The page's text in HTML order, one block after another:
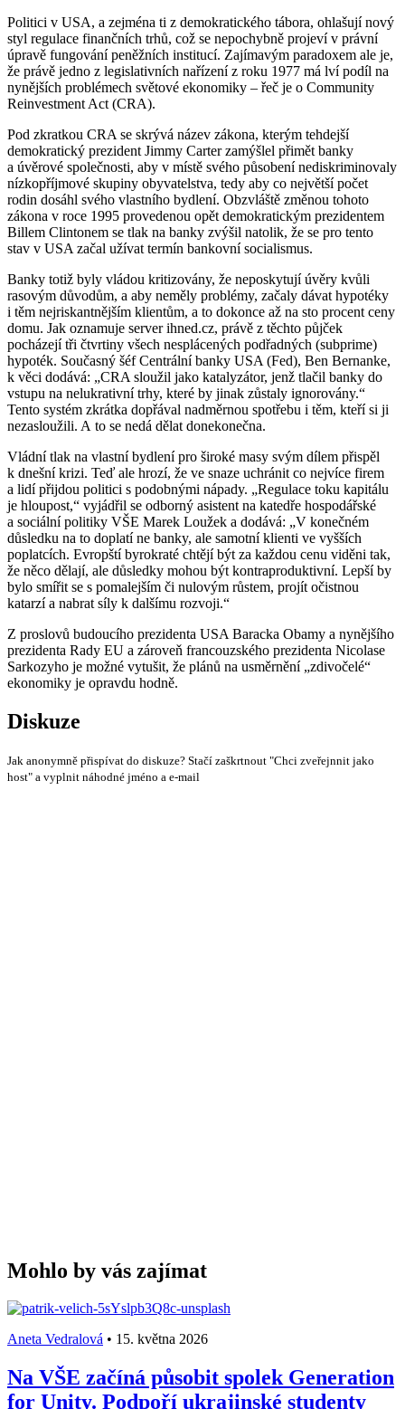
Politici v USA, a zejména ti z demokratického tábora, ohlašují nový
styl regulace finančních trhů, což se nepochybně projeví v právní
úpravě fungování peněžních institucí. Zajímavým paradoxem ale je,
že právě jedno z legislativních nařízení z roku 1977 má lví podíl na
nynějších problémech světové ekonomiky – řeč je o Community
Reinvestment Act (CRA).
Pod zkratkou CRA se skrývá název zákona, kterým tehdejší
demokratický prezident Jimmy Carter zamýšlel přimět banky
a úvěrové společnosti, aby v místě svého působení nediskriminovaly
nízkopříjmové skupiny obyvatelstva, tedy aby co největší počet
rodin dosáhl svého vlastního bydlení. Obzvláště změnou tohoto
zákona v roce 1995 provedenou opět demokratickým prezidentem
Billem Clintonem se tlak na banky zvýšil natolik, že se pro tento
stav v USA začal užívat termín bankovní socialismus.
Banky totiž byly vládou kritizovány, že neposkytují úvěry kvůli
rasovým důvodům, a aby neměly problémy, začaly dávat hypotéky
i těm nejriskantnějším klientům, a to dokonce až na sto procent ceny
domu. Jak oznamuje server ihned.cz, právě z těchto půjček
pocházejí tři čtvrtiny všech nesplácených podřadných (subprime)
hypoték. Současný šéf Centrální banky USA (Fed), Ben Bernanke,
k věci dodává: „CRA sloužil jako katalyzátor, jenž tlačil banky do
vstupu na nelukrativní trhy, které by jinak zůstaly ignorovány.“
Tento systém zkrátka dopřával nadměrnou spotřebu i těm, kteří si ji
nezasloužili. A to se nedá dělat donekonečna.
Vládní tlak na vlastní bydlení pro široké masy svým dílem přispěl
k dnešní krizi. Teď ale hrozí, že ve snaze uchránit co nejvíce firem
a lidí přijdou politici s podobnými nápady. „Regulace toku kapitálu
je hloupost,“ vyjádřil se odborný asistent na katedře hospodářské
a sociální politiky VŠE Marek Loužek a dodává: „V konečném
důsledku na to doplatí ne banky, ale samotní klienti ve vyšších
poplatcích. Evropští byrokraté chtějí být za každou cenu viděni tak,
že něco dělají, ale důsledky mohou být kontraproduktivní. Lepší by
bylo smířit se s pomalejším či nulovým růstem, projít očistnou
katarzí a nabrat síly k dalšímu rozvoji.“
Z proslovů budoucího prezidenta USA Baracka Obamy a nynějšího
prezidenta Rady EU a zároveň francouzského prezidenta Nicolase
Sarkozyho je možné vytušit, že plánů na usměrnění „zdivočelé“
ekonomiky je opravdu hodně.
Diskuze
Jak anonymně přispívat do diskuze? Stačí zaškrtnout "Chci zveřejnnit jako
host" a vyplnit náhodné jméno a e-mail
Mohlo by vás zajímat
Aneta Vedralová • 15. května 2026
Na VŠE začíná působit spolek Generation
for Unity. Podpoří ukrajinské studenty